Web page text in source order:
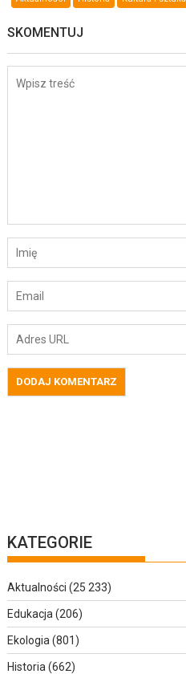
SKOMENTUJ
KATEGORIE
Aktualności (25 233)
Edukacja (206)
Ekologia (801)
Historia (662)